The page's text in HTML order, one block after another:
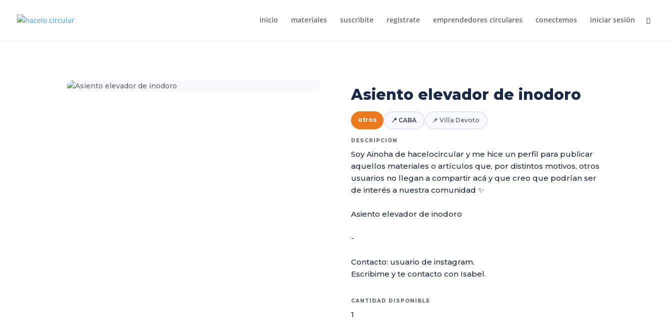
inicio materiales suscribite registrate emprendedores circulares conectemos iniciar sesión
Asiento elevador de inodoro
otros 📍 CABA 📌 Villa Devoto
DESCRIPCIÓN
Soy Ainoha de hacelocircular y me hice un perfil para publicar
aquellos materiales o artículos que, por distintos motivos, otros
usuarios no llegan a compartir acá y que creo que podrían ser
de interés a nuestra comunidad ✨
Asiento elevador de inodoro
-
Contacto: usuario de instagram.
Escribime y te contacto con Isabel.
CANTIDAD DISPONIBLE
1